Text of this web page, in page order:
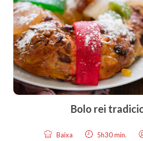
Bolo rei
Baixa 5h30 min.